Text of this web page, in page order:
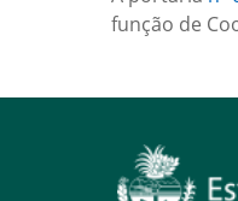
função de